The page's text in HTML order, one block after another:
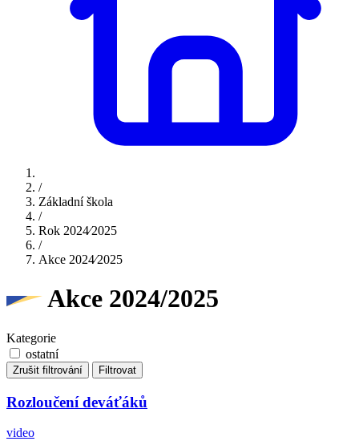
/
Základní škola
/
Rok 2024⁄2025
/
Akce 2024⁄2025
Akce 2024/2025
Kategorie
ostatní
Zrušit filtrování Filtrovat
Rozloučení deváťáků
video